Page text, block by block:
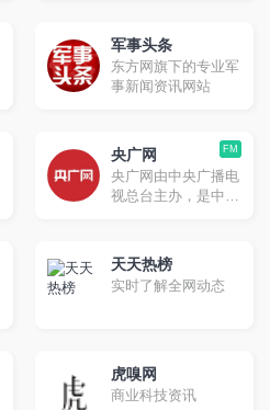
军事头条
东方网旗下的专业军
事新闻资讯网站
FM
央广网
央广网由中央广播电
视总台主办，是中央
名，以音频收听为特
色，将打造为新闻门
户，成为优势突出、
天天热榜
实时了解全网动态
虎嗅网
商业科技资讯